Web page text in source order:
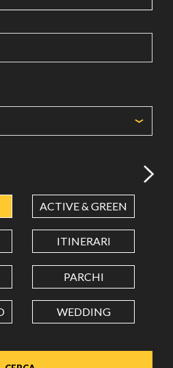
dot (.) as decimal separator.
ACTIVE & GREEN
ITINERARI
PARCHI
WEDDING